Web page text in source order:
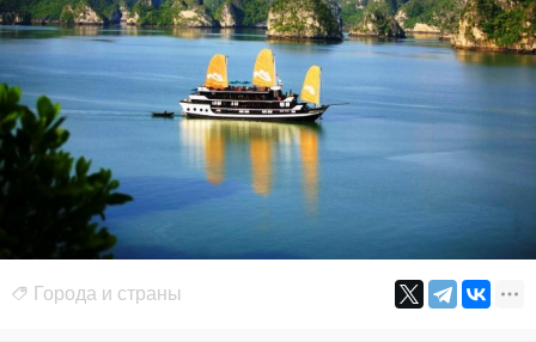
Города и страны